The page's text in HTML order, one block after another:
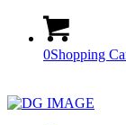
0Shopping